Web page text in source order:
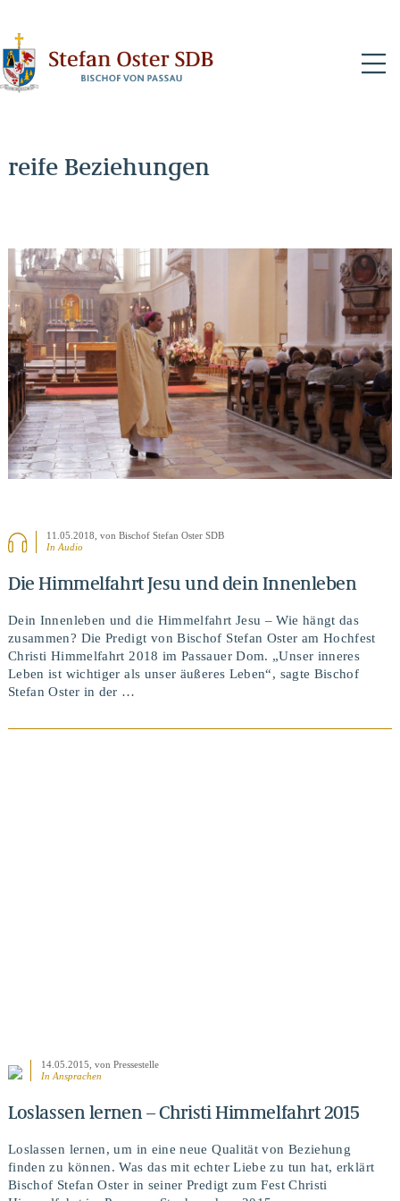
reife Beziehungen
11.05.2018 , von Bischof Stefan Oster SDB
In Audio
Die Himmelfahrt Jesu und dein Innenleben
Dein Innenleben und die Himmelfahrt Jesu – Wie hängt das
zusammen? Die Predigt von Bischof Stefan Oster am Hochfest
Christi Himmelfahrt 2018 im Passauer Dom. „Unser inneres
Leben ist wichtiger als unser äußeres Leben“, sagte Bischof
Stefan Oster in der …
14.05.2015 , von Pressestelle
In Ansprachen
Loslassen lernen – Christi Himmelfahrt 2015
Loslassen lernen, um in eine neue Qualität von Beziehung
finden zu können. Was das mit echter Liebe zu tun hat, erklärt
Bischof Stefan Oster in seiner Predigt zum Fest Christi